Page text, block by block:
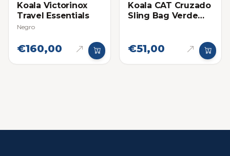
Koala Victorinox
Travel Essentials
Negro
€160,00
Koala CAT Cruzado
Sling Bag Verde
€51,00